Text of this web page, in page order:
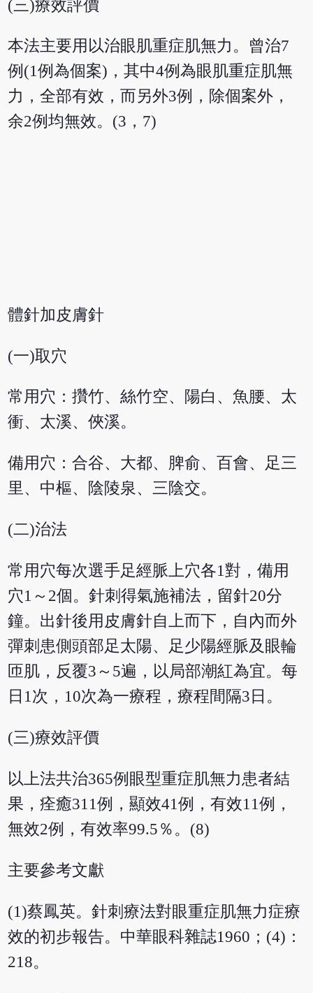
(三)療效評價
本法主要用以治眼肌重症肌無力。曾治7
例(1例為個案)，其中4例為眼肌重症肌無
力，全部有效，而另外3例，除個案外，
余2例均無效。(3，7)
體針加皮膚針
(一)取穴
常用穴：攢竹、絲竹空、陽白、魚腰、太
衝、太溪、俠溪。
備用穴：合谷、大都、脾俞、百會、足三
里、中樞、陰陵泉、三陰交。
(二)治法
常用穴每次選手足經脈上穴各1對，備用
穴1～2個。針刺得氣施補法，留針20分
鐘。出針後用皮膚針自上而下，自內而外
彈刺患側頭部足太陽、足少陽經脈及眼輪
匝肌，反覆3～5遍，以局部潮紅為宜。每
日1次，10次為一療程，療程間隔3日。
(三)療效評價
以上法共治365例眼型重症肌無力患者結
果，痊癒311例，顯效41例，有效11例，
無效2例，有效率99.5％。(8)
主要參考文獻
(1)蔡鳳英。針刺療法對眼重症肌無力症療
效的初步報告。中華眼科雜誌1960；(4)：
218。